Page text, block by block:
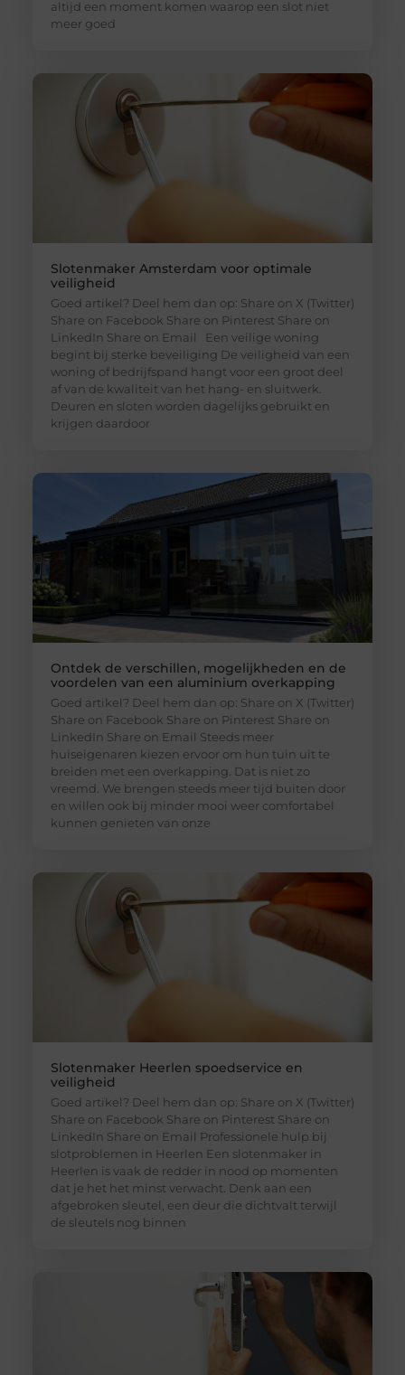
altijd een moment komen waarop een slot niet
meer goed
Slotenmaker Amsterdam voor optimale
veiligheid
Goed artikel? Deel hem dan op: Share on X (Twitter)
Share on Facebook Share on Pinterest Share on
LinkedIn Share on Email Een veilige woning
begint bij sterke beveiliging De veiligheid van een
woning of bedrijfspand hangt voor een groot deel
af van de kwaliteit van het hang- en sluitwerk.
Deuren en sloten worden dagelijks gebruikt en
krijgen daardoor
Ontdek de verschillen, mogelijkheden en de
voordelen van een aluminium overkapping
Goed artikel? Deel hem dan op: Share on X (Twitter)
Share on Facebook Share on Pinterest Share on
LinkedIn Share on Email Steeds meer
huiseigenaren kiezen ervoor om hun tuin uit te
breiden met een overkapping. Dat is niet zo
vreemd. We brengen steeds meer tijd buiten door
en willen ook bij minder mooi weer comfortabel
kunnen genieten van onze
Slotenmaker Heerlen spoedservice en
veiligheid
Goed artikel? Deel hem dan op: Share on X (Twitter)
Share on Facebook Share on Pinterest Share on
LinkedIn Share on Email Professionele hulp bij
slotproblemen in Heerlen Een slotenmaker in
Heerlen is vaak de redder in nood op momenten
dat je het het minst verwacht. Denk aan een
afgebroken sleutel, een deur die dichtvalt terwijl
de sleutels nog binnen